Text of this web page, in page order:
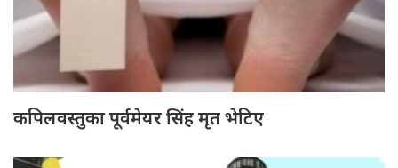
कपिलवस्तुका पूर्वमेयर सिंह मृत भेटिए